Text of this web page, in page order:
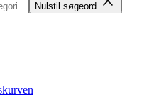
Nulstil søgeord